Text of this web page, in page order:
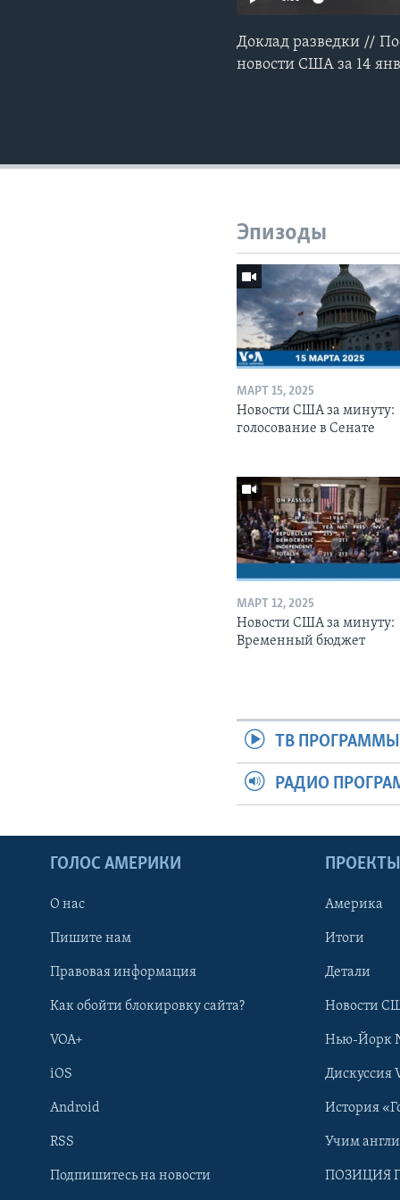
Learning English
Доклад разведки //
новости США за 14
Эпизоды
МАРТ 15, 2025
Новости США за минуту:
голосование в Сенате
МАРТ 12, 2025
Новости США за минуту:
Временный бюджет
ТВ ПРОГРАММЫ
РАДИО
ГОЛОС АМЕРИКИ
О нас
Пишите нам
Правовая информация
Как обойти блокировку сайта?
VOA+
iOS
Android
RSS
Подпишитесь на новости
ПРОЕКТЫ
Америка
Итоги
Детали
Новости
Нью-Йорк
Дискуссия
История
Учим
ПОЗИЦИЯ